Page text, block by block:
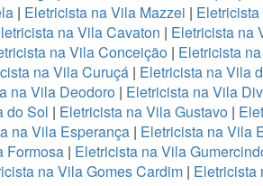
| Eletricista na Vila Mazzei |
na Vila Cavaton | Eletricista na
na Vila Conceição| Eletricista
na Vila Curuçá | Eletricista na Vila
na Vila Deodoro| Eletricista na Vila
do Sol | Eletricista na Vila Gustavo |
na Vila Esperança| Eletricista na Vila
Formosa| Eletricista na Vila
na Vila Gomes Cardim | Eletricista